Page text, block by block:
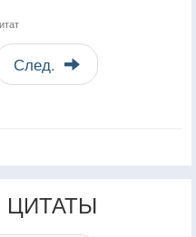
След.